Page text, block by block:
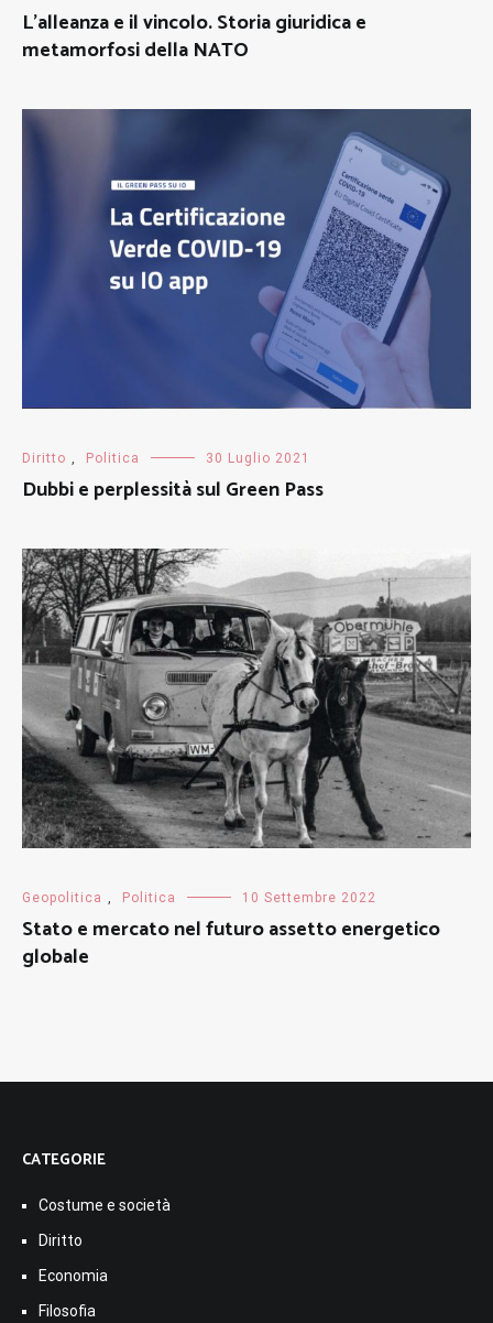
L’alleanza e il vincolo. Storia giuridica e
metamorfosi della NATO
Diritto Politica 30 Luglio 2021
Dubbi e perplessità sul Green Pass
Geopolitica Politica 10 Settembre 2022
Stato e mercato nel futuro assetto energetico
globale
CATEGORIE
Costume e società
Diritto
Economia
Filosofia